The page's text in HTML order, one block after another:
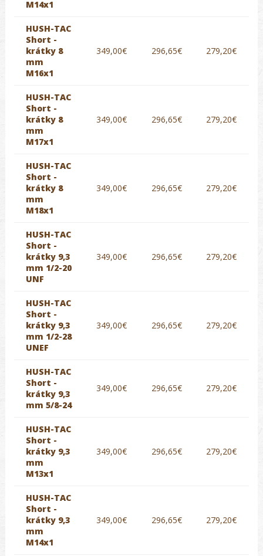
M14x1
HUSH-TAC
Short -
krátky 8
mm
M16x1
349,00€ 296,65€ 279,20€
HUSH-TAC
Short -
krátky 8
mm
M17x1
349,00€ 296,65€ 279,20€
HUSH-TAC
Short -
krátky 8
mm
M18x1
349,00€ 296,65€ 279,20€
HUSH-TAC
Short -
krátky 9,3
mm 1/2-20
UNF
349,00€ 296,65€ 279,20€
HUSH-TAC
Short -
krátky 9,3
mm 1/2-28
UNEF
349,00€ 296,65€ 279,20€
HUSH-TAC
Short -
krátky 9,3
mm 5/8-24
349,00€ 296,65€ 279,20€
HUSH-TAC
Short -
krátky 9,3
mm
M13x1
349,00€ 296,65€ 279,20€
HUSH-TAC
Short -
krátky 9,3
mm
M14x1
349,00€ 296,65€ 279,20€